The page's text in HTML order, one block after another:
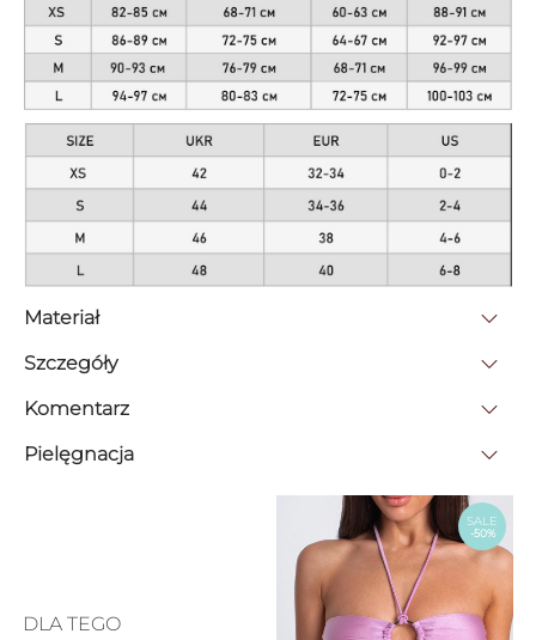
Materiał
Szczegóły
Komentarz
Pielęgnacja
DLA TEGO
SALE
-50%